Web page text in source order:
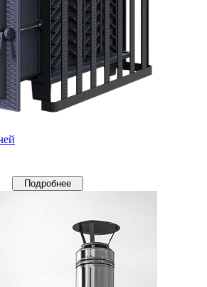
Подробнее